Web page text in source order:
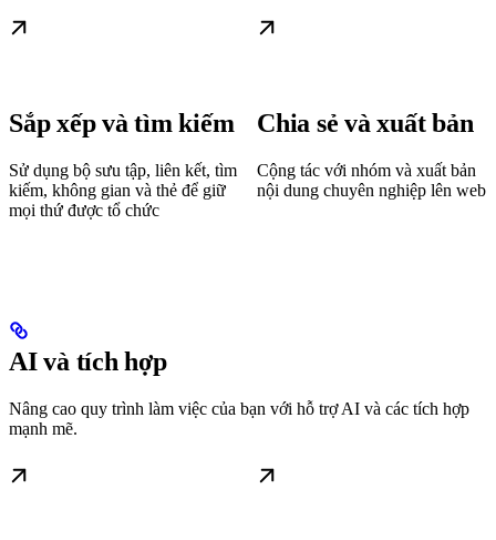
Sắp xếp và tìm kiếm
Sử dụng bộ sưu tập, liên kết, tìm
kiếm, không gian và thẻ để giữ
mọi thứ được tổ chức
Chia sẻ và xuất bản
Cộng tác với nhóm và xuất bản
nội dung chuyên nghiệp lên web
AI và tích hợp
Nâng cao quy trình làm việc của bạn với hỗ trợ AI và các tích hợp
mạnh mẽ.